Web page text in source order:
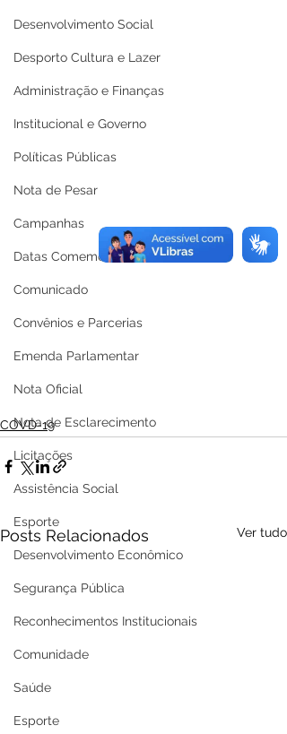
Desenvolvimento Social
Desporto Cultura e Lazer
Administração e Finanças
Institucional e Governo
Políticas Públicas
Nota de Pesar
Campanhas
Datas Comemorativas
Comunicado
Convênios e Parcerias
Emenda Parlamentar
Nota Oficial
Nota de Esclarecimento
Licitações
Assistência Social
Esporte
Desenvolvimento Econômico
Segurança Pública
Reconhecimentos Institucionais
Comunidade
Saúde
Esporte
COVD-19
Posts Relacionados Ver tudo